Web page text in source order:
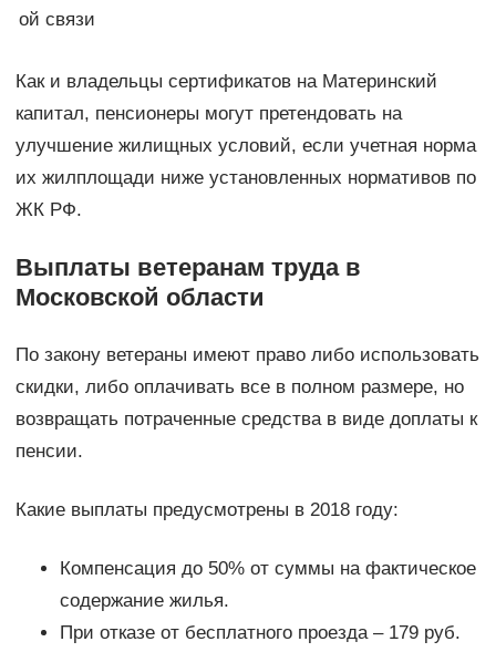
ой связи
Как и владельцы сертификатов на Материнский
капитал, пенсионеры могут претендовать на
улучшение жилищных условий, если учетная норма
их жилплощади ниже установленных нормативов по
ЖК РФ.
Выплаты ветеранам труда в
Московской области
По закону ветераны имеют право либо использовать
скидки, либо оплачивать все в полном размере, но
возвращать потраченные средства в виде доплаты к
пенсии.
Какие выплаты предусмотрены в 2018 году:
Компенсация до 50% от суммы на фактическое
содержание жилья.
При отказе от бесплатного проезда – 179 руб.